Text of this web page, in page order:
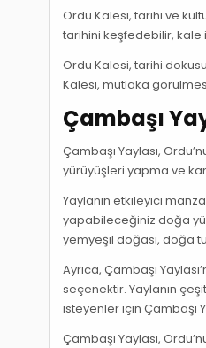
Ordu Kalesi, tarihi ve
tarihini keşfedebilir, kale
Ordu Kalesi, tarihi
Kalesi, mutlaka
Çambaşı
Çambaşı Yaylası,
yürüyüşleri yapma ve
Yaylanın etkileyici
yapabileceğiniz doğa
yemyeşil doğası, doğa
Ayrıca, Çambaşı
seçenektir. Yaylanın
isteyenler için Çambaşı
Çambaşı Yaylası,